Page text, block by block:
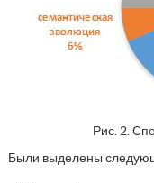
Рис. 2.
Были выделены